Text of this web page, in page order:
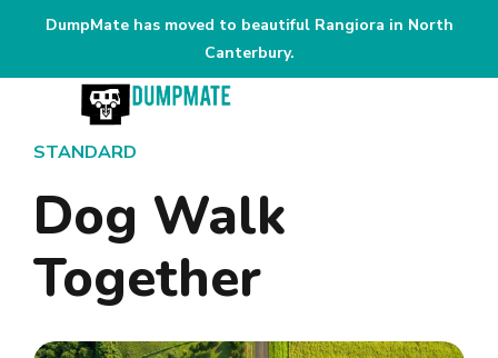
DumpMate has moved to beautiful Rangiora in North
Canterbury.
STANDARD
Dog Walk
Together